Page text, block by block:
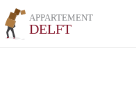
APPARTEMENT
DELFT